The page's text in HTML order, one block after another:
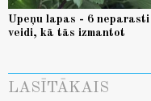
Upeņu lapas - 6 neparasti
veidi, kā tās izmantot
LASĪTĀKAIS